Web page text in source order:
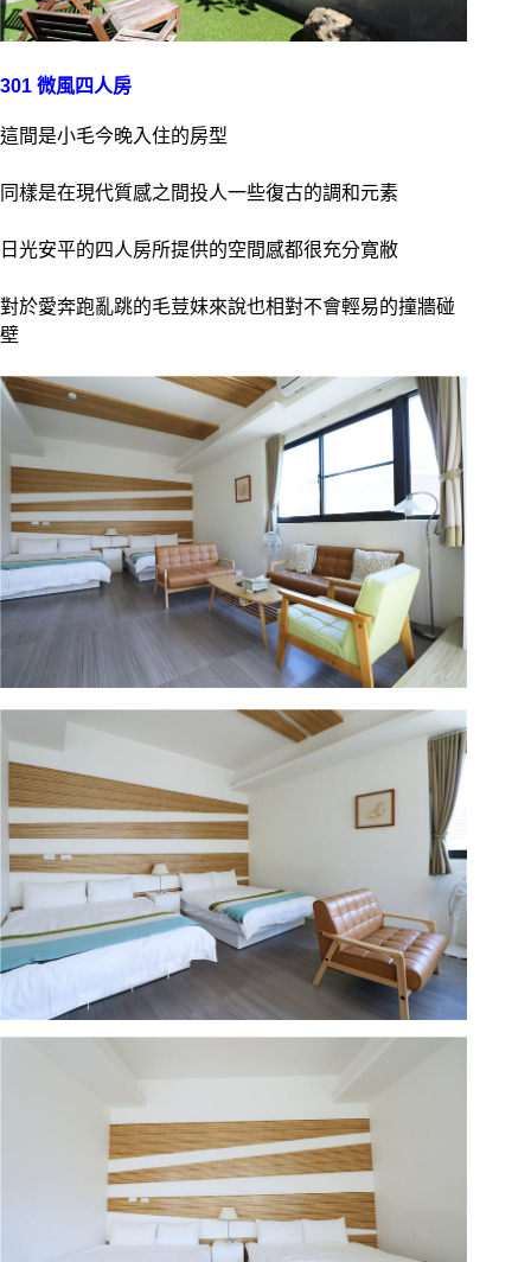
301 微風四人房
這間是小毛今晚入住的房型
同樣是在現代質感之間投人一些復古的調和元素
日光安平的四人房所提供的空間感都很充分寛敝
對於愛奔跑亂跳的毛荳妹來說也相對不會輕易的撞牆碰
壁